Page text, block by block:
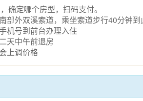
确定哪个房型，扫码支付。
部外双溪索道，乘坐索道步行40分钟到
机号到前台办理入住
天中午前退房
上调价格